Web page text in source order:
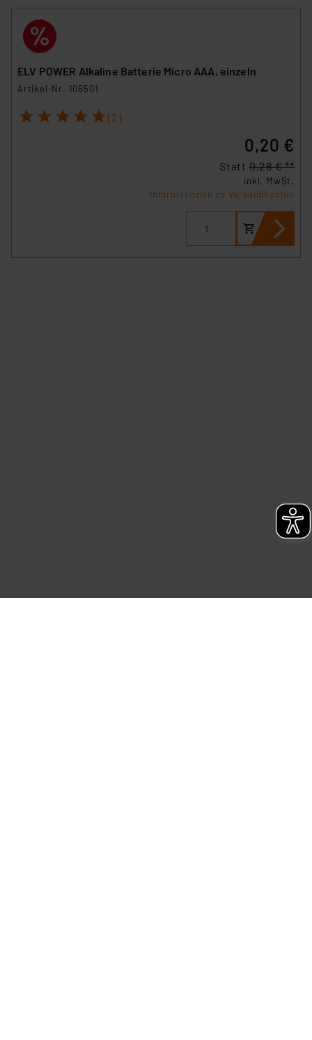
ELV POWER Alkaline Batterie Micro AAA, einzeln
Artikel-Nr. 106501
1 2 3 4 5 (2)
0,20 €
Statt 0,28 € **
inkl. MwSt.
Informationen zu Versandkosten